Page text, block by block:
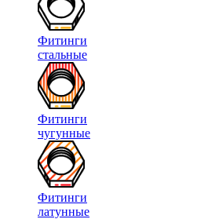
Фитинги
стальные
Фитинги
чугунные
Фитинги
латунные